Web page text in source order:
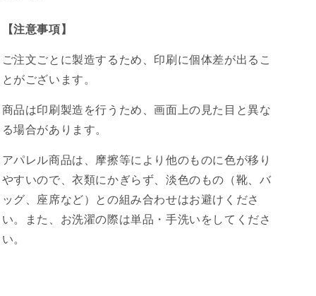
【注意事項】
ご注文ごとに製造するため、印刷に個体差が出るこ
とがございます。
商品は印刷製造を行うため、画面上の見た目と異な
る場合があります。
アパレル商品は、摩擦等により他のものに色が移り
やすいので、衣類にかぎらず、淡色のもの（靴、バ
ッグ、座席など）との組み合わせはお避けくださ
い。また、お洗濯の際は単品・手洗いをしてくださ
い。